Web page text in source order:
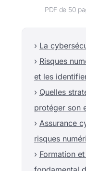
PDF de 50
› La
› Risques
et les
› Quelles
protéger son
› Assurance
risques
› Formation